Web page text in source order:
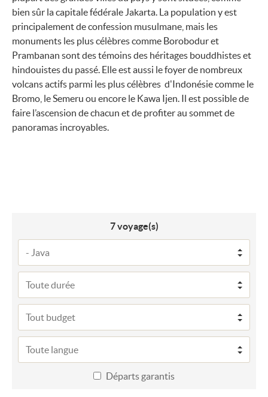
bien sûr la capitale fédérale Jakarta. La population y est
principalement de confession musulmane, mais les
monuments les plus célèbres comme Borobodur et
Prambanan sont des témoins des héritages bouddhistes et
hindouistes du passé. Elle est aussi le foyer de nombreux
volcans actifs parmi les plus célèbres d'Indonésie comme le
Bromo, le Semeru ou encore le Kawa Ijen. Il est possible de
faire l’ascension de chacun et de profiter au sommet de
panoramas incroyables.
7voyage(s)
Départs garantis